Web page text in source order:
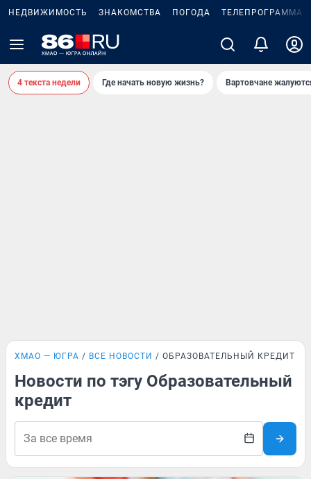
НЕДВИЖИМОСТЬ ЗНАКОМСТВА ПОГОДА ТЕЛЕПРОГРАММА
4 текста недели Где начать новую жизнь? Вартовчане
ХМАО — ЮГРА ВСЕ НОВОСТИ ОБРАЗОВАТЕЛЬНЫЙ КРЕДИТ
Новости по тэгу Образовательный
кредит